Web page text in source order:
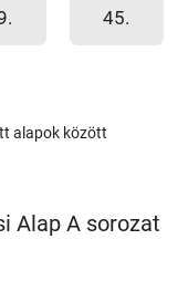
45.
alapok között
Alap A sorozat